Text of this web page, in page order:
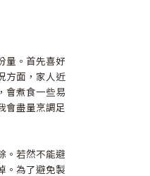
量。首先喜好
方面，家人近
會煮食一些易
會盡量烹調足
。若然不能避
。為了避免製